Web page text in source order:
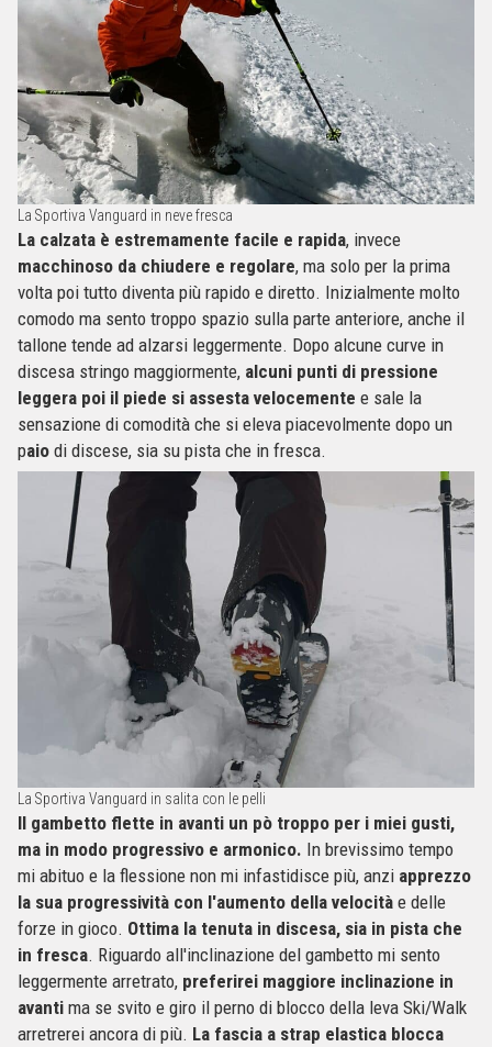
La Sportiva Vanguard in neve fresca
La calzata è estremamente facile e rapida, invece
macchinoso da chiudere e regolare, ma solo per la prima
volta poi tutto diventa più rapido e diretto. Inizialmente molto
comodo ma sento troppo spazio sulla parte anteriore, anche il
tallone tende ad alzarsi leggermente. Dopo alcune curve in
discesa stringo maggiormente, alcuni punti di pressione
leggera poi il piede si assesta velocemente e sale la
sensazione di comodità che si eleva piacevolmente dopo un
paio di discese, sia su pista che in fresca.
La Sportiva Vanguard in salita con le pelli
Il gambetto flette in avanti un pò troppo per i miei gusti,
ma in modo progressivo e armonico. In brevissimo tempo
mi abituo e la flessione non mi infastidisce più, anzi apprezzo
la sua progressività con l'aumento della velocità e delle
forze in gioco. Ottima la tenuta in discesa, sia in pista che
in fresca. Riguardo all'inclinazione del gambetto mi sento
leggermente arretrato, preferirei maggiore inclinazione in
avanti ma se svito e giro il perno di blocco della leva Ski/Walk
arretrerei ancora di più. La fascia a strap elastica blocca